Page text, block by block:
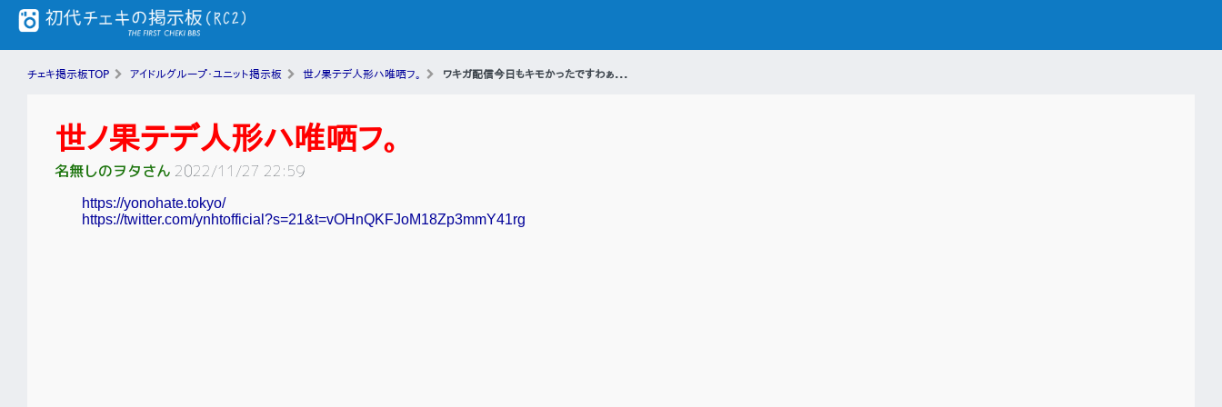
チェキ掲示板TOP アイドルグループ・ユニット掲示板 世ノ果テデ人形ハ唯哂フ。 ワキガ配信今日もキモかったですわぁ...
世ノ果テデ人形ハ唯哂フ。
名無しのヲタさん 2022/11/27 22:59
https://yonohate.tokyo/
https://twitter.com/ynhtofficial?s=21&t=vOHnQKFJoM18Zp3mmY41rg